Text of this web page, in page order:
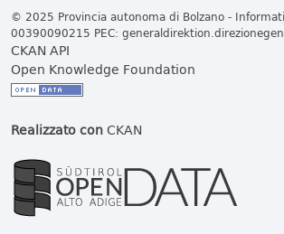
© 2025 Provincia autonoma di Bolzano -
00390090215 PEC:
CKAN API
Open Knowledge Foundation
Realizzato conCKAN